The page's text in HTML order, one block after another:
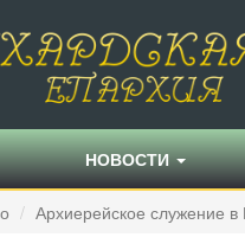
НОВОСТИ
Архиерейское служение